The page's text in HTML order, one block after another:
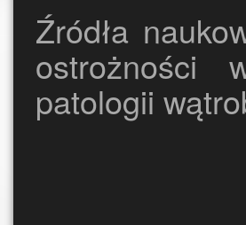
Źródła
ostrożności
patologii